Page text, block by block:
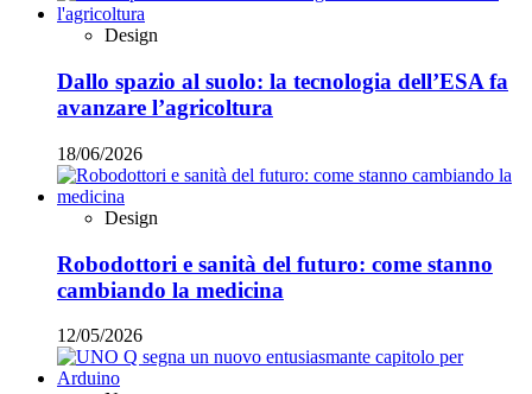
Design
Dallo spazio al suolo: la tecnologia dell’ESA fa
avanzare l’agricoltura
18/06/2026
Design
Robodottori e sanità del futuro: come stanno
cambiando la medicina
12/05/2026